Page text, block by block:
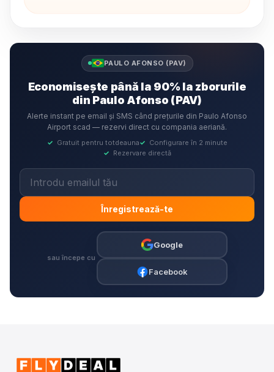
PAULO AFONSO (PAV)
Economisește până la 90% la zborurile
din Paulo Afonso (PAV)
Alerte instant pe email și SMS când prețurile din Paulo Afonso
Airport scad — rezervi direct cu compania aeriană.
✓ Gratuit pentru totdeauna✓ Configurare în 2 minute
✓ Rezervare directă
Înregistrează-te
sau începe cu
Google
Facebook